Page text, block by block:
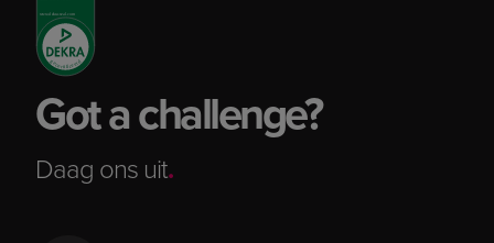
Got a challenge?
Daag ons uit.